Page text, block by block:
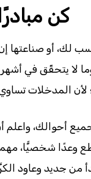
كن
لك، أو صناعتها
لا يتحقّق في
لأن المدخلات
أحوالك، واعلم
وعدًا شخصيًّا،
من جديد وعاود